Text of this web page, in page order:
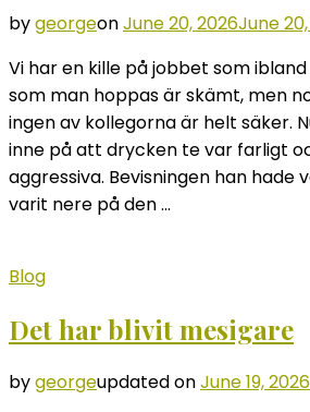
bygeorgeonJune 20, 2026June
Vi har en kille på jobbet som
som man hoppas är skämt, men
ingen av kollegorna är helt säker.
inne på att drycken te var farligt
aggressiva. Bevisningen han hade
varit nere på den …
Blog
Det har blivit mesigare
bygeorgeupdated onJune 19, 2026